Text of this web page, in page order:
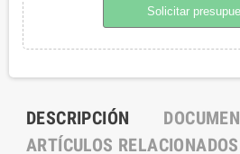
Solicitar
DESCRIPCIÓN
ARTÍCULOS RELACIONADOS